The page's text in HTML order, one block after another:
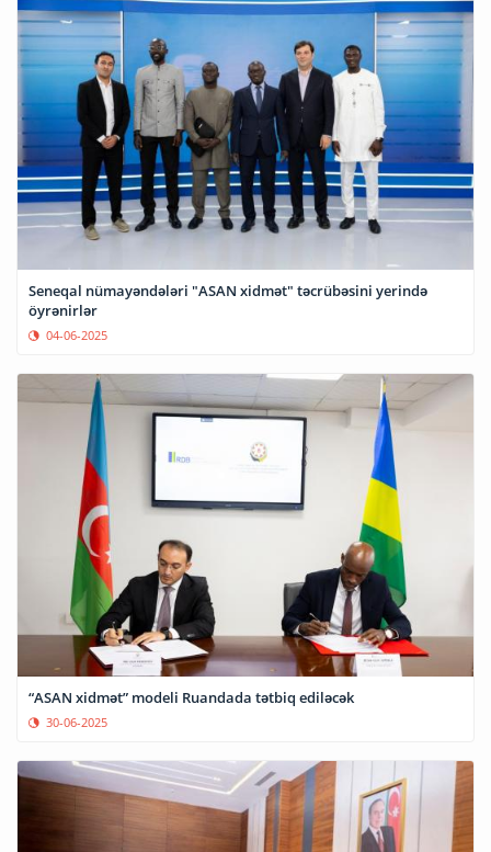
Seneqal nümayəndələri "ASAN xidmət" təcrübəsini yerində
öyrənirlər
04-06-2025
“ASAN xidmət” modeli Ruandada tətbiq ediləcək
30-06-2025